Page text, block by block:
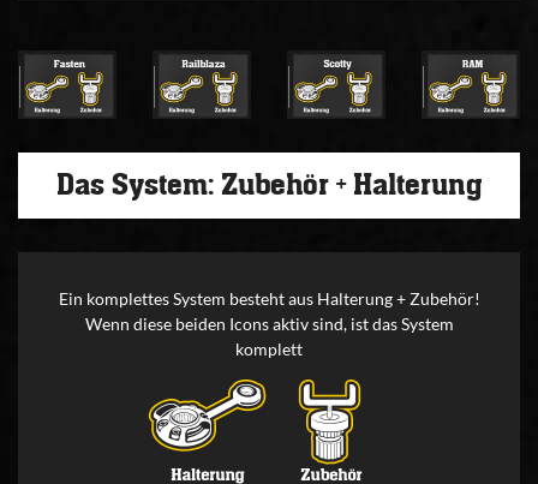
Das System: Zubehör + Halterung
Ein komplettes System besteht aus Halterung + Zubehör!
Wenn diese beiden Icons aktiv sind, ist das System
komplett